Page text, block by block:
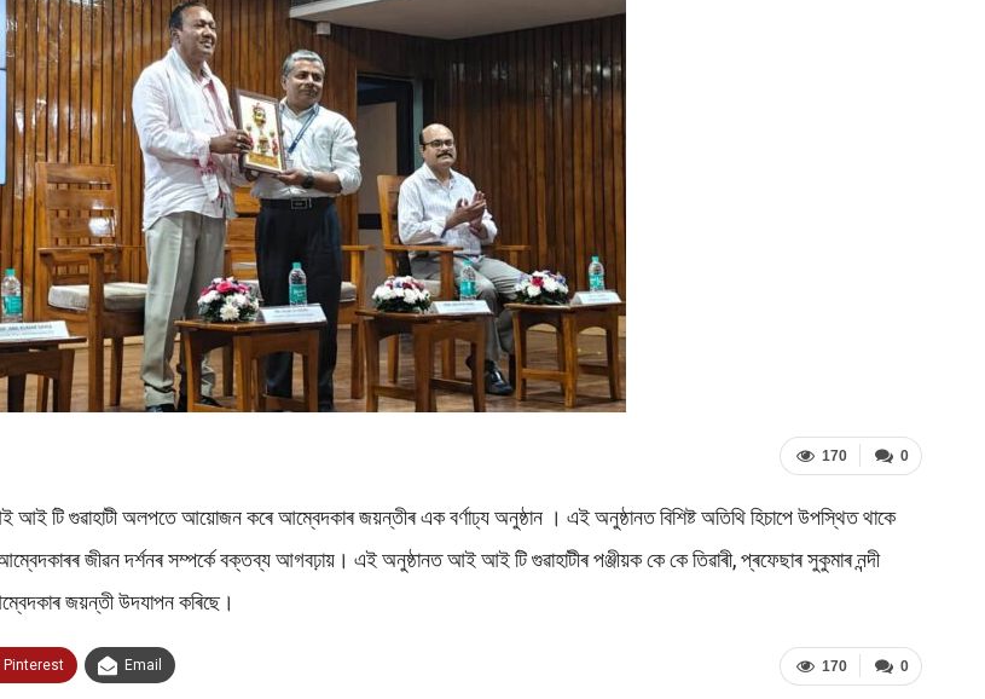
0
170
টি গুৱাহাটী অলপতে আয়োজন কৰে আম্বেদকাৰ জয়ন্তীৰ এক বৰ্ণাঢ্য অনুষ্ঠান । এই অনুষ্ঠানত বিশিষ্ট অতিথি হিচাপে উপস্থিত থাকে
জীৱন দৰ্শনৰ সম্পর্কে বক্তব্য আগবঢ়ায়। এই অনুষ্ঠানত আই আই টি গুৱাহাটীৰ পঞ্জীয়ক কে কে তিৱাৰী, প্ৰফেছাৰ সুকুমাৰ নন্দী
জয়ন্তী উদযাপন কৰিছে।
0
170
Pinterest Email